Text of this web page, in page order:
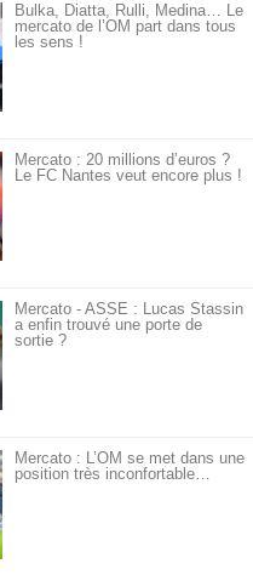
Bulka, Diatta, Rulli, Medina… Le
mercato de l’OM part dans tous
les sens !
Mercato : 20 millions d’euros ?
Le FC Nantes veut encore plus !
Mercato - ASSE : Lucas Stassin
a enfin trouvé une porte de
sortie ?
Mercato : L’OM se met dans une
position très inconfortable…